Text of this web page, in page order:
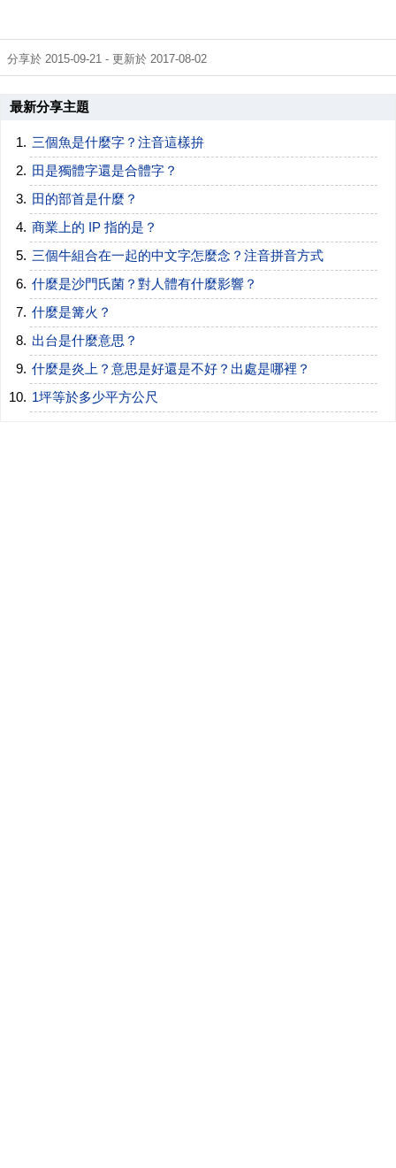
分享於 2015-09-21 - 更新於 2017-08-02
最新分享主題
三個魚是什麼字？注音這樣拚
田是獨體字還是合體字？
田的部首是什麼？
商業上的 IP 指的是？
三個牛組合在一起的中文字怎麼念？注音拼音方式
什麼是沙門氏菌？對人體有什麼影響？
什麼是篝火？
出台是什麼意思？
什麼是炎上？意思是好還是不好？出處是哪裡？
1坪等於多少平方公尺